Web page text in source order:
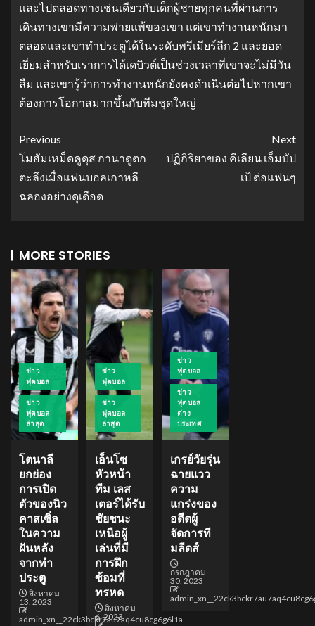
และไปตลอดทางเช่นเดียวกับเด็กผู้ชายทุกคนที่ผ่านการ
เดินทางเขามีความพ่ายแพ้ของเขา แต่เขาทํางานหนักมา
ตลอดและเขาทําประตูได้ในระดับพรีเมียร์ลีก 2 และยอด
เยี่ยมสําหรับเราการได้เดบิวต์เป็นช่วงเวลาที่เขาจะไม่มีวัน
ลืม และเขารู้ว่าการทํางานหนักยังคงดําเนินต่อไปหากเขา
ต้องการโอกาสมากขึ้นกับทีมชุดใหญ่
Previous
โมฮัมเหม็ดคูดุส กานาดูตก
ตะลึงเมื่อแฟนบอลเกาหลี
ฉลองอย่างดุเดือด
Next
ปฏิกิริยาของ คีเลียน เอ็มบัป
เป้ ต่อแฟนๆ
MORE STORIES
ข่าว
ฟุตบอล
ข่าว
ฟุตบอล
ล่าสุด
โตนาลี
ยกย่อง
การเปิด
ตัวของนิว
คาสเซิ่ล
ในความ
ฝันหลัง
จากทำ
ประตู
สิงหาคม
13, 2023
admin_xn__22ck3bckr7au7aq4cu8cg6g6l1a
ข่าว
ฟุตบอล
ข่าว
ฟุตบอล
ล่าสุด
เอ็นโซ
หัวหน้า
ทีม เลส
เตอร์ได้รับ
ชัยชนะ
เหนือผู้
เล่นที่มี
การฝึก
ซ้อมที่
ทรหด
สิงหาคม
6, 2023
ข่าว
ฟุตบอล
ข่าว
ฟุตบอล
ต่าง
ประเทศ
เกรย์วัยรุ่น
ฉายแวว
ความ
แกร่งของ
อดีตผู้
จัดการที
มลีดส์
กรกฎาคม
30, 2023